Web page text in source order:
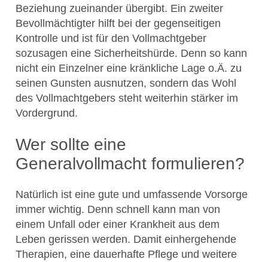
Beziehung zueinander übergibt. Ein zweiter
Bevollmächtigter hilft bei der gegenseitigen
Kontrolle und ist für den Vollmachtgeber
sozusagen eine Sicherheitshürde. Denn so kann
nicht ein Einzelner eine kränkliche Lage o.Ä. zu
seinen Gunsten ausnutzen, sondern das Wohl
des Vollmachtgebers steht weiterhin stärker im
Vordergrund.
Wer sollte eine
Generalvollmacht formulieren?
Natürlich ist eine gute und umfassende Vorsorge
immer wichtig. Denn schnell kann man von
einem Unfall oder einer Krankheit aus dem
Leben gerissen werden. Damit einhergehende
Therapien, eine dauerhafte Pflege und weitere